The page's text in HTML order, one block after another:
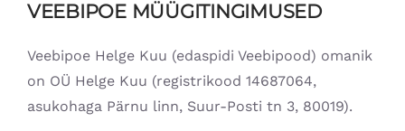
Eritellimused
Blogi
VEEBIPOE MÜÜGITINGIMUSED
Veebipoe Helge Kuu (edaspidi Veebipood) omanik
on OÜ Helge Kuu (registrikood 14687064,
asukohaga Pärnu linn, Suur-Posti tn 3, 80019).